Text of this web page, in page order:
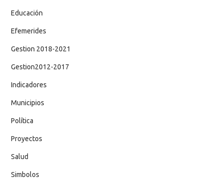
Educación
Efemerides
Gestion 2018-2021
Gestion2012-2017
Indicadores
Municipios
Política
Proyectos
Salud
Simbolos